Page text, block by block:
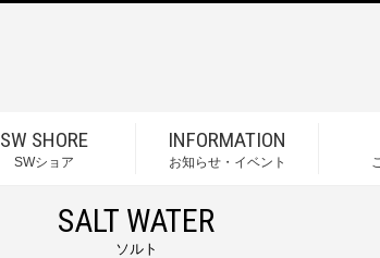
SW SHORE
SWショア
INFORMATION
お知らせ・イベント
SALT WATER
ソルト